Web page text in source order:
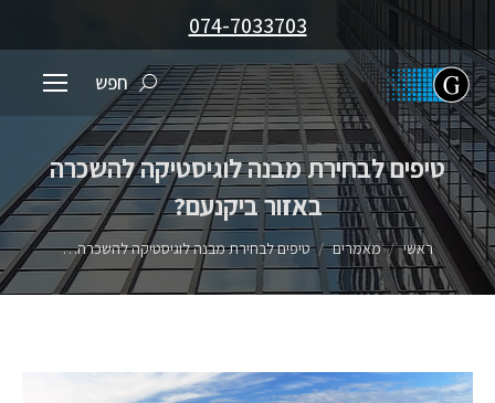
074-7033703
Search:
חפש
טיפים לבחירת מבנה לוגיסטיקה להשכרה
באזור ביקנעם?
You are here:
ראשי מאמרים טיפים לבחירת מבנה לוגיסטיקה להשכרה…